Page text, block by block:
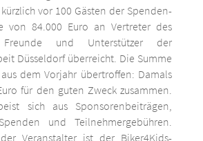
vor 100 Gästen der Spenden-
von 84.000 Euro an Vertreter des
und Unterstützer der
Düsseldorf überreicht. Die Summe
dem Vorjahr übertroffen: Damals
für den guten Zweck zusammen.
sich aus Sponsorenbeiträgen,
und Teilnehmergebühren.
Veranstalter ist der Biker4Kids-